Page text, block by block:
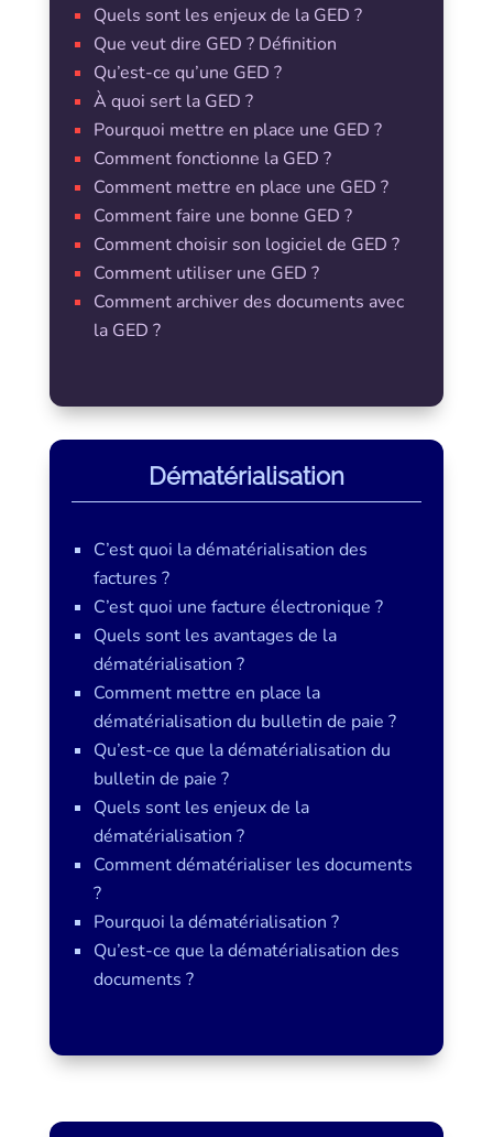
Quels sont les enjeux de la GED ?
Que veut dire GED ? Définition
Qu’est-ce qu’une GED ?
À quoi sert la GED ?
Pourquoi mettre en place une GED ?
Comment fonctionne la GED ?
Comment mettre en place une GED ?
Comment faire une bonne GED ?
Comment choisir son logiciel de GED ?
Comment utiliser une GED ?
Comment archiver des documents avec
la GED ?
Dématérialisation
C’est quoi la dématérialisation des
factures ?
C’est quoi une facture électronique ?
Quels sont les avantages de la
dématérialisation ?
Comment mettre en place la
dématérialisation du bulletin de paie ?
Qu’est-ce que la dématérialisation du
bulletin de paie ?
Quels sont les enjeux de la
dématérialisation ?
Comment dématérialiser les documents
?
Pourquoi la dématérialisation ?
Qu’est-ce que la dématérialisation des
documents ?